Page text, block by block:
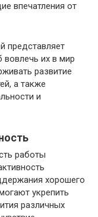
впечатления от
представляет
их в мир
развитие
а также
и
работы
хорошего
укрепить
различных